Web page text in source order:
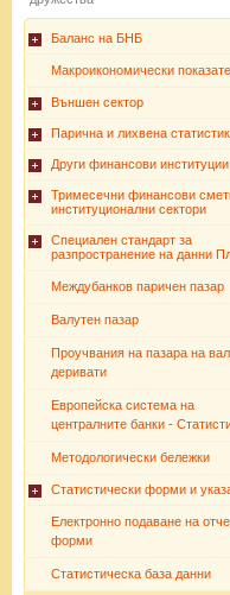
Баланс на БНБ
Макроикономически
Външен сектор
Парична и лихвена
Други финансови институции
Тримесечни финансови
институционални сектори
Специален стандарт за
разпространение на данни
Междубанков паричен пазар
Валутен пазар
Проучвания на пазара на
деривати
Европейска система на
централните банки -
Методологически бележки
Статистически форми и
Електронно подаване на
форми
Статистическа база данни